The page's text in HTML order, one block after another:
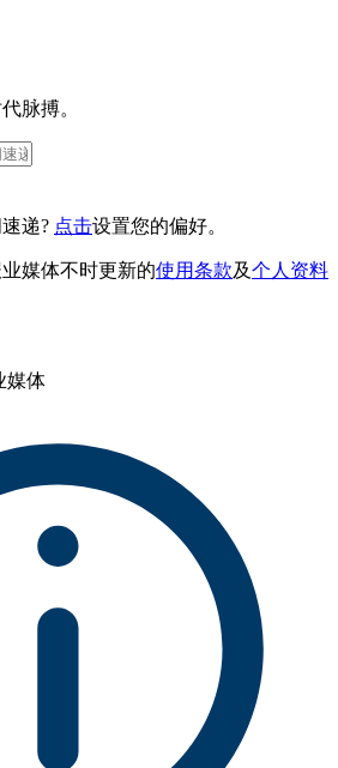
脉搏。
递? 点击设置您的偏好。
媒体不时更新的使用条款及个人资料
媒体